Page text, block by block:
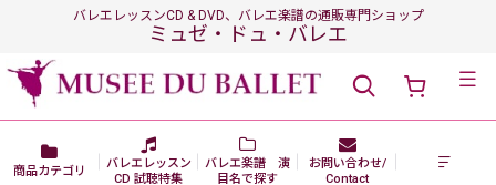
バレエレッスンCD & DVD、バレエ楽譜の通販専門ショップ
ミュゼ・ドュ・バレエ
商品カテゴリ
バレエレッスン
CD 試聴特集
バレエ楽譜 演
目名で探す
お問い合わせ/
Contact